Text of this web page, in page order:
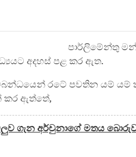
පාර්ලිමේන්තු
අදහස් පළ කර ඇත.
රටේ පවතින යම් යම්
කර ඇත්තේ,
ගැන අර්චුනාගේ මතය